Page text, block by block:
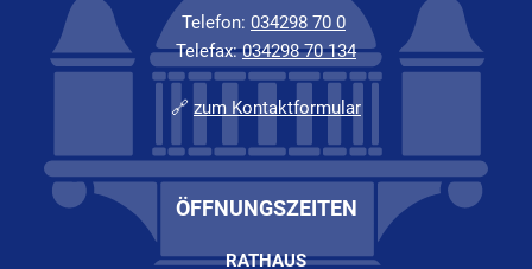
Telefon: 034298 70 0
Telefax:034298 70 134
🔗 zum Kontaktformular
ÖFFNUNGSZEITEN
RATHAUS